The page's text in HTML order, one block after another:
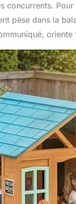
concurrents.
pèse dans la